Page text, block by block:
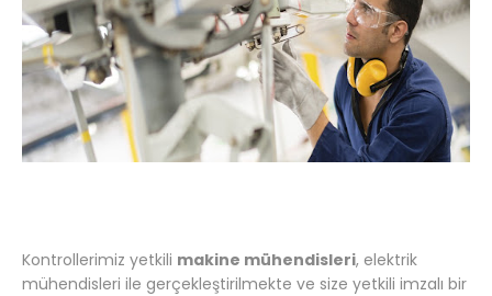
Kontrollerimiz yetkili makine mühendisleri, elektrik
mühendisleri ile gerçekleştirilmekte ve size yetkili imzalı bir